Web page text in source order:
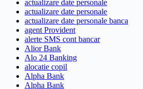
actualizare date personale
actualizare date personale
actualizare date personale banca
agent Provident
alerte SMS cont bancar
Alior Bank
Alo 24 Banking
alocatie copil
Alpha Bank
Alpha Bank